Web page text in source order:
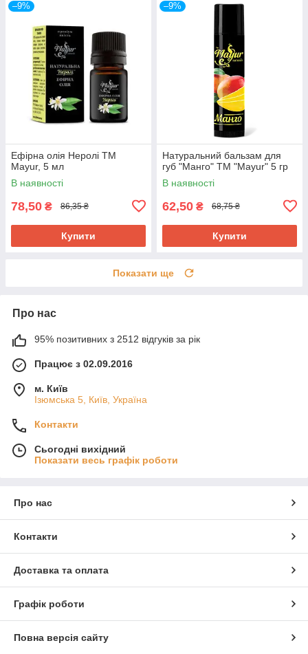
–9%
Ефірна олія Неролі ТМ
Mayur, 5 мл
В наявності
78,50 ₴ 86,35 ₴
Купити
–9%
Натуральний бальзам для
губ "Манго" ТМ "Mayur" 5 гр
В наявності
62,50 ₴ 68,75 ₴
Купити
Показати ще
Про нас
95% позитивних з 2512 відгуків за рік
Працює з 02.09.2016
м. Київ
Ізюмська 5, Київ, Україна
Контакти
Сьогодні вихідний
Показати весь графік роботи
Про нас
Контакти
Доставка та оплата
Графік роботи
Повна версія сайту